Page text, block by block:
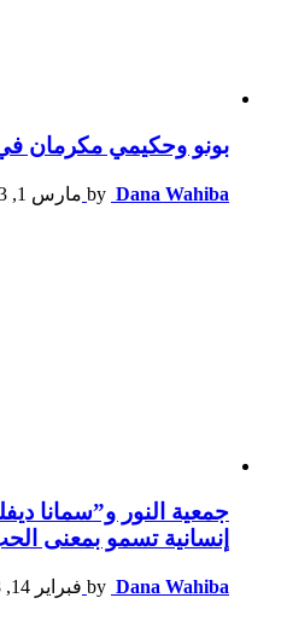
بونو وحكيمي مكرمان
by Dana Wahiba مارس 1, 2023, 12:27 ص
جمعية النور و”سمانا
إنسانية تسمو بمعنى
by Dana Wahiba فبراير 14, 2023, 2:48 م